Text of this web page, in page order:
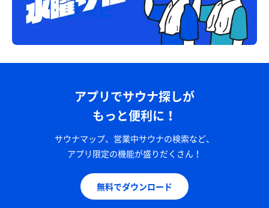
アプリでサウナ探しが
もっと便利に！
サウナマップ、営業中サウナの検索など、
アプリ限定の機能が盛りだくさん！
無料でダウンロード